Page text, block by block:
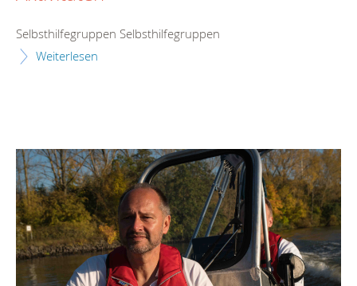
Selbsthilfegruppen Selbsthilfegruppen
Weiterlesen